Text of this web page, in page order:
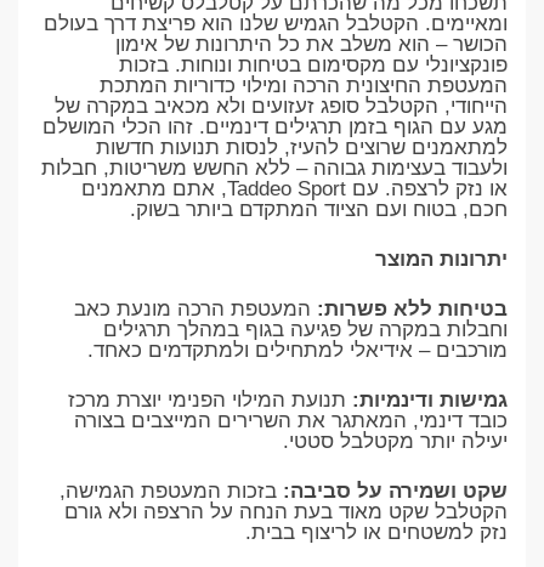
ומאיימים. הקטלבל הגמיש שלנו הוא פריצת דרך בעולם
הכושר – הוא משלב את כל היתרונות של אימון
פונקציונלי עם מקסימום בטיחות ונוחות. בזכות
המעטפת החיצונית הרכה ומילוי כדוריות המתכת
הייחודי, הקטלבל סופג זעזועים ולא מכאיב במקרה של
מגע עם הגוף בזמן תרגילים דינמיים. זהו הכלי המושלם
למתאמנים שרוצים להעיז, לנסות תנועות חדשות
ולעבוד בעצימות גבוהה – ללא החשש משריטות, חבלות
או נזק לרצפה. עם Taddeo Sport, אתם מתאמנים
חכם, בטוח ועם הציוד המתקדם ביותר בשוק.
​יתרונות המוצר
​בטיחות ללא פשרות: המעטפת הרכה מונעת כאב
וחבלות במקרה של פגיעה בגוף במהלך תרגילים
מורכבים – אידיאלי למתחילים ולמתקדמים כאחד.
​גמישות ודינמיות: תנועת המילוי הפנימי יוצרת מרכז
כובד דינמי, המאתגר את השרירים המייצבים בצורה
יעילה יותר מקטלבל סטטי.
​שקט ושמירה על סביבה:בזכות המעטפת הגמישה,
הקטלבל שקט מאוד בעת הנחה על הרצפה ולא גורם
נזק למשטחים או לריצוף בבית.